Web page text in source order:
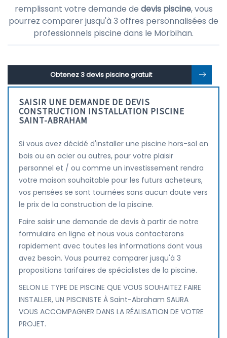
remplissant votre demande de devis piscine, vous
pourrez comparer jusqu'à 3 offres personnalisées de
professionnels piscine dans le Morbihan.
Obtenez 3 devis piscine gratuit
SAISIR UNE DEMANDE DE DEVIS
CONSTRUCTION INSTALLATION PISCINE
SAINT-ABRAHAM
Si vous avez décidé d'installer une piscine hors-sol en
bois ou en acier ou autres, pour votre plaisir
personnel et / ou comme un investissement rendra
votre maison souhaitable pour les futurs acheteurs,
vos pensées se sont tournées sans aucun doute vers
le prix de la construction de la piscine.
Faire saisir une demande de devis à partir de notre
formulaire en ligne et nous vous contacterons
rapidement avec toutes les informations dont vous
avez besoin. Vous pourrez comparer jusqu'à 3
propositions tarifaires de spécialistes de la piscine.
SELON LE TYPE DE PISCINE QUE VOUS SOUHAITEZ FAIRE
INSTALLER, UN PISCINISTE À Saint-Abraham SAURA
VOUS ACCOMPAGNER DANS LA RÉALISATION DE VOTRE
PROJET.